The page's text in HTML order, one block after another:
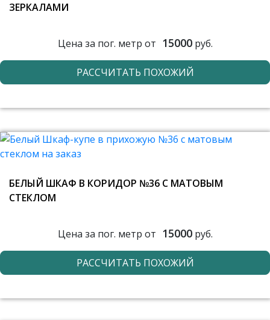
ЗЕРКАЛАМИ
Цена за пог. метр от 15000руб.
РАССЧИТАТЬ ПОХОЖИЙ
БЕЛЫЙ ШКАФ В КОРИДОР №36 С МАТОВЫМ
СТЕКЛОМ
Цена за пог. метр от 15000руб.
РАССЧИТАТЬ ПОХОЖИЙ